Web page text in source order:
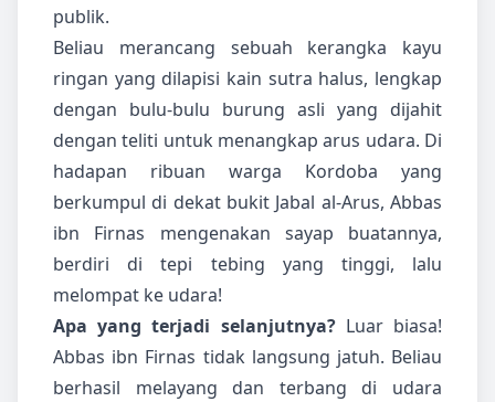
publik.
Beliau merancang sebuah kerangka kayu
ringan yang dilapisi kain sutra halus, lengkap
dengan bulu-bulu burung asli yang dijahit
dengan teliti untuk menangkap arus udara. Di
hadapan ribuan warga Kordoba yang
berkumpul di dekat bukit Jabal al-Arus, Abbas
ibn Firnas mengenakan sayap buatannya,
berdiri di tepi tebing yang tinggi, lalu
melompat ke udara!
Apa yang terjadi selanjutnya?Luar biasa!
Abbas ibn Firnas tidak langsung jatuh. Beliau
berhasil melayang dan terbang di udara